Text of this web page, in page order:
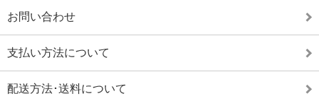
お問い合わせ
支払い方法について
配送方法･送料について